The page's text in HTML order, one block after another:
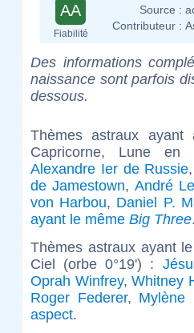
AA
Fiabilité
Source :
Contributeur :
Des informations
naissance sont parfois
dessous.
Thèmes astraux
Capricorne, Lune en
Alexandre Ier de Russie
de Jamestown, André
von Harbou, Daniel P.
ayant le même Big Three
Thèmes astraux ayant
Ciel (orbe 0°19') :
Oprah Winfrey,Whitney
Roger Federer, Mylène
aspect.